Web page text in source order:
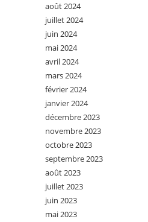
août 2024
juillet 2024
juin 2024
mai 2024
avril 2024
mars 2024
février 2024
janvier 2024
décembre 2023
novembre 2023
octobre 2023
septembre 2023
août 2023
juillet 2023
juin 2023
mai 2023